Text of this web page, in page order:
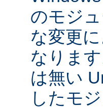
のモジ
な変更
なりま
は無い
したモ